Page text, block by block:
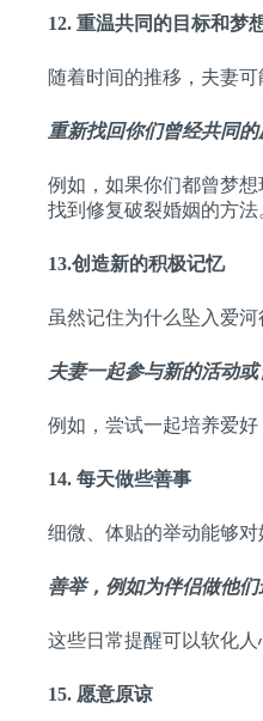
12. 重温共同的目标和梦
随着时间的推移，夫妻
重新找回你们曾经共同
例如，如果你们都曾梦
找到修复破裂婚姻的方法
13.创造新的积极记忆
虽然记住为什么坠入爱
夫妻一起参与新的活动
例如，尝试一起培养爱
14. 每天做些善事
细微、体贴的举动能够对
善举，例如为伴侣做他
这些日常提醒可以软化
15. 愿意原谅